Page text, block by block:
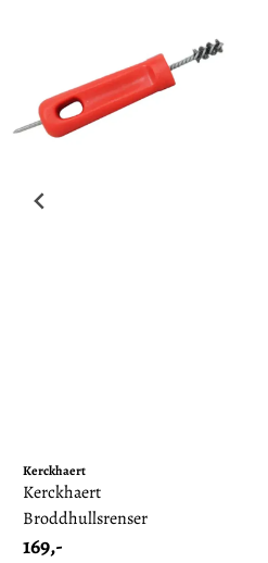
Kerckhaert
Kerckhaert
Broddhullsrenser
169,-